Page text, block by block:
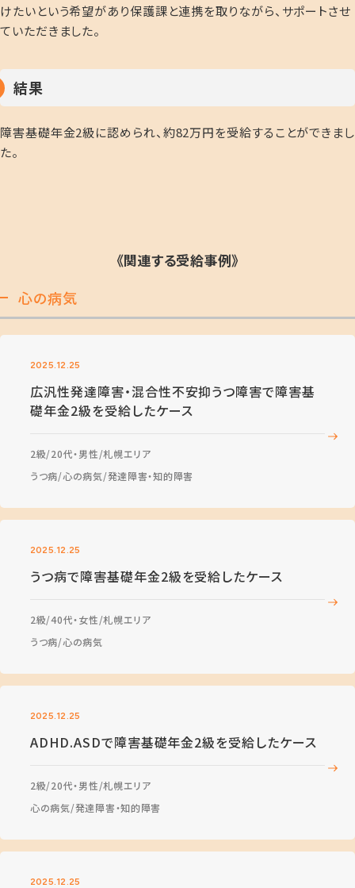
けたいという希望があり保護課と連携を取りながら、サポートさせ
ていただきました。
結果
障害基礎年金2級に認められ、約82万円を受給することができまし
た。
《関連する受給事例》
心の病気
2025.12.25
広汎性発達障害・混合性不安抑うつ障害で障害基
礎年金2級を受給したケース
2級 20代・男性 札幌エリア
うつ病 心の病気 発達障害・知的障害
2025.12.25
うつ病で障害基礎年金2級を受給したケース
2級 40代・女性 札幌エリア
うつ病 心の病気
2025.12.25
ADHD.ASDで障害基礎年金2級を受給したケース
2級 20代・男性 札幌エリア
心の病気 発達障害・知的障害
2025.12.25